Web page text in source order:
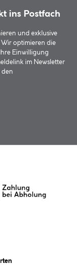
ins Postfach
und exklusive
optimieren die
Einwilligung
im Newsletter
den